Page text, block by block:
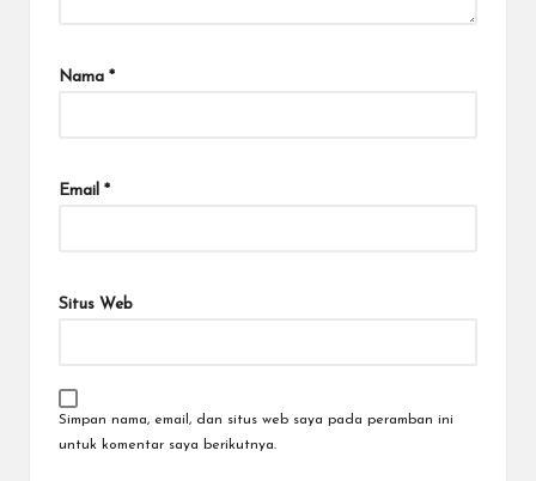
Nama *
Email *
Situs Web
Simpan nama, email, dan situs web saya pada peramban ini
untuk komentar saya berikutnya.